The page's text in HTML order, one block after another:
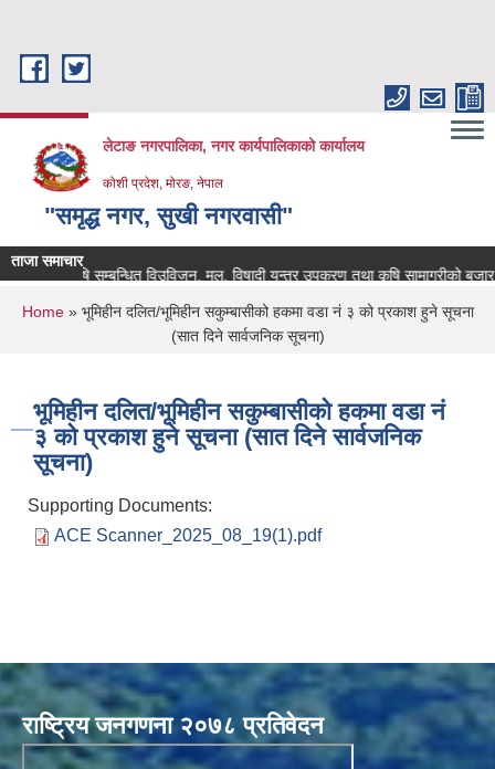
लेटाङ नगरपालिका, नगर कार्यपालिकाको कार्यालय
कोशी प्रदेश, मोरङ, नेपाल
"समृद्ध नगर, सुखी नगरवासी"
ताजा समाचार
कृषि सम्बन्धित विउविजन, मल, विषादी यन्त्र उपकरण तथा कृषि सामाग्रीको बजार
You are here
Home» भूमिहीन दलित/भूमिहीन सकुम्बासीको हकमा वडा नं ३ को प्रकाश हुने सूचना
(सात दिने सार्वजनिक सूचना)
भूमिहीन दलित/भूमिहीन सकुम्बासीको हकमा वडा नं
३ को प्रकाश हुने सूचना (सात दिने सार्वजनिक
सूचना)
Supporting Documents:
ACE Scanner_2025_08_19(1).pdf
राष्ट्रिय जनगणना २०७८ प्रतिवेदन